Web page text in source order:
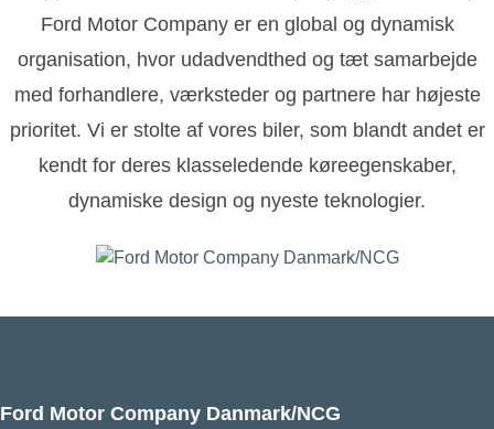
Ford Motor Company er en global og dynamisk
organisation, hvor udadvendthed og tæt samarbejde
med forhandlere, værksteder og partnere har højeste
prioritet. Vi er stolte af vores biler, som blandt andet er
kendt for deres klasseledende køreegenskaber,
dynamiske design og nyeste teknologier.
Ford Motor Company Danmark/NCG